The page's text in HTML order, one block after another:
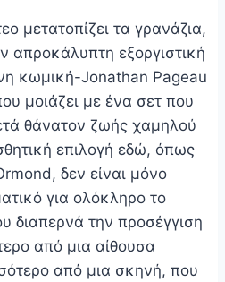
μετατοπίζει τα γρανάζια,
απροκάλυπτη εξοργιστική
κωμική-Jonathan Pageau
μοιάζει με ένα σετ που
θάνατον ζωής χαμηλού
επιλογή εδώ, όπως
δεν είναι μόνο
για ολόκληρο το
διαπερνά την προσέγγιση
από μια αίθουσα
από μια σκηνή, που